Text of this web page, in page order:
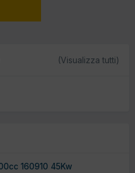
(Visualizza tutti)
160910 45Kw